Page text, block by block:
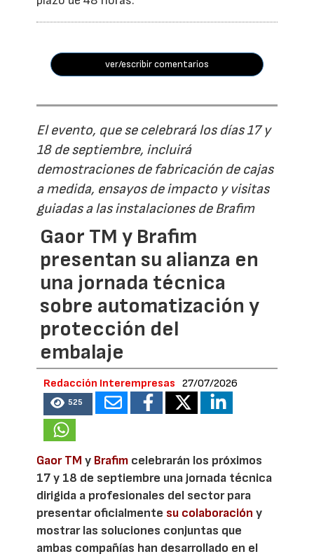
ver/escribir comentarios
El evento, que se celebrará los días 17 y
18 de septiembre, incluirá
demostraciones de fabricación de cajas
a medida, ensayos de impacto y visitas
guiadas a las instalaciones de Brafim
Gaor TM y Brafim
presentan su alianza en
una jornada técnica
sobre automatización y
protección del
embalaje
Redacción Interempresas 27/07/2026
525
Gaor TM y Brafim celebrarán los próximos
17 y 18 de septiembre una jornada técnica
dirigida a profesionales del sector para
presentar oficialmente su colaboración y
mostrar las soluciones conjuntas que
ambas compañías han desarrollado en el